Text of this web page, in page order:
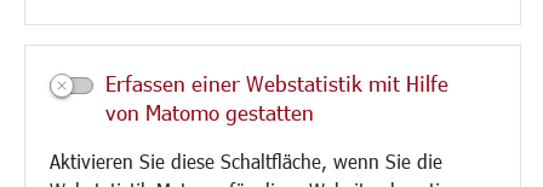
Erfassen einer Webstatistik mit Hilfe
von Matomo gestatten
Aktivieren Sie diese Schaltfläche, wenn Sie die
Stadtporträt
Musikschule
Volkshochschule